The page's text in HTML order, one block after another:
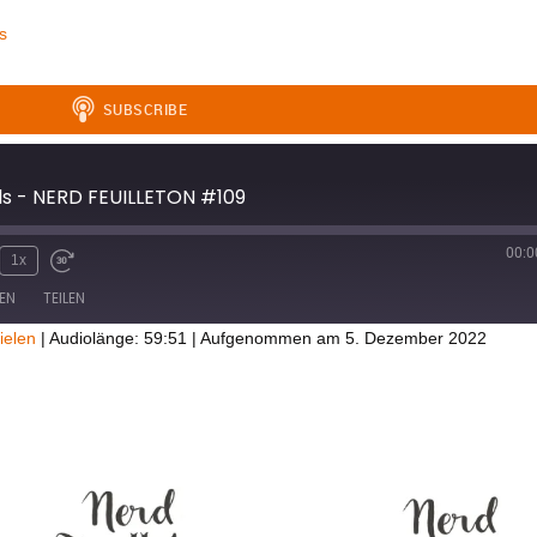
- NERD FEUILLETON #109
1x
TEILEN
|Audiolänge: 59:51 |Aufgenommen am 5. Dezember 2022